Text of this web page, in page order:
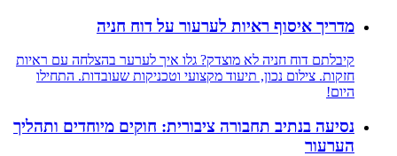
מדריך איסוף ראיות לערעור על דוח חניה
קיבלתם דוח חניה לא מוצדק? גלו איך לערער בהצלחה עם ראיות
חזקות. צילום נכון, תיעוד מקצועי וטכניקות שעובדות. התחילו
היום!
נסיעה בנתיב תחבורה ציבורית: חוקים מיוחדים ותהליך
הערעור